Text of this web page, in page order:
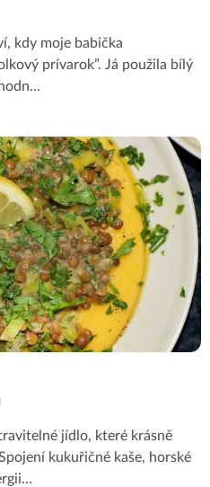
kdy moje babička
prívarok”. Já použila bílý
...
jídlo, které krásně
kukuřičné kaše, horské
...